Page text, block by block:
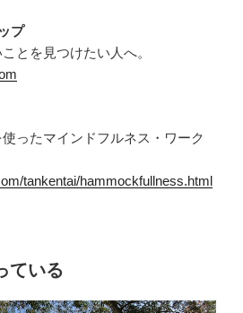
プ
とを見つけたい人へ。
ったマインドフルネス・ワーク
tankentai/hammockfullness.html
ている